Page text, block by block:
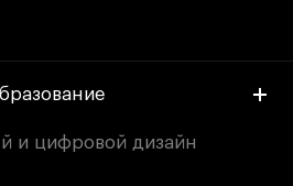
и цифровой дизайн